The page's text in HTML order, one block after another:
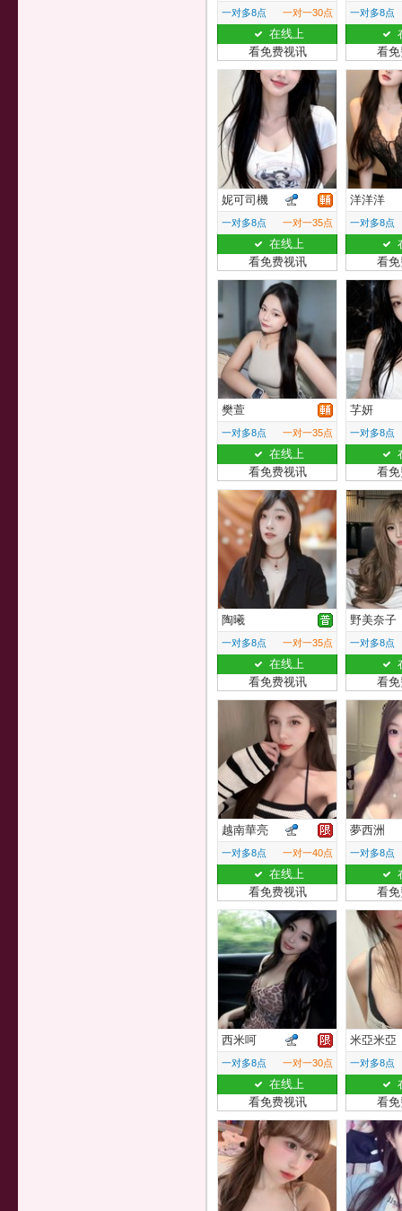
一对多8点 一对一30点
在线上
看免费视讯
一对多8点
看
妮可司機
一对多8点 一对一35点
在线上
看免费视讯
洋洋洋
一对多8点
看
樊萱
一对多8点 一对一35点
在线上
看免费视讯
芓妍
一对多8点
看
陶曦
一对多8点 一对一35点
在线上
看免费视讯
野美奈子
一对多8点
看
越南華亮
一对多8点 一对一40点
在线上
看免费视讯
夢西洲
一对多8点
看
西米呵
一对多8点 一对一30点
在线上
看免费视讯
米亞米亞
一对多8点
看